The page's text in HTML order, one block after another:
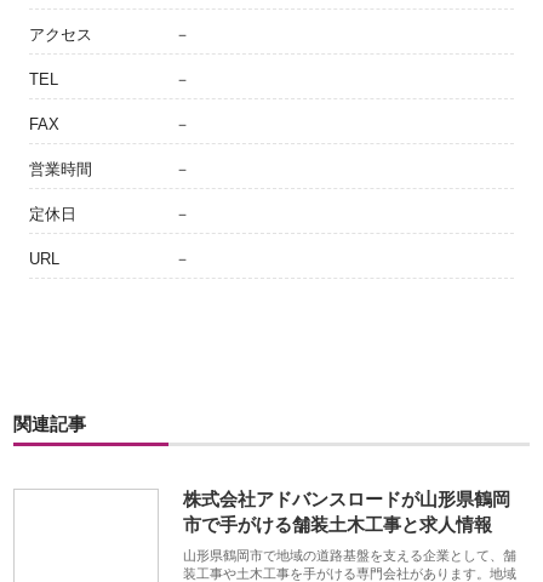
アクセス －
TEL －
FAX －
営業時間 －
定休日 －
URL －
関連記事
株式会社アドバンスロードが山形県鶴岡
市で手がける舗装土木工事と求人情報
山形県鶴岡市で地域の道路基盤を支える企業として、舗
装工事や土木工事を手がける専門会社があります。地域